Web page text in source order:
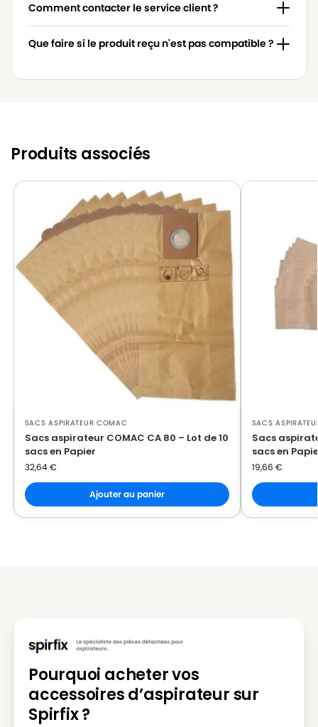
Comment contacter le service client ?
Que faire si le produit reçu n'est pas compatible ?
Produits associés
SACS ASPIRATEUR COMAC
Sacs aspirateur COMAC CA 80 – Lot de 10
sacs en Papier
32,64€
Ajouter au panier
SACS
Sacs
sacs en
19,66 €
Pourquoi acheter vos
accessoires d’aspirateur sur
Spirfix ?